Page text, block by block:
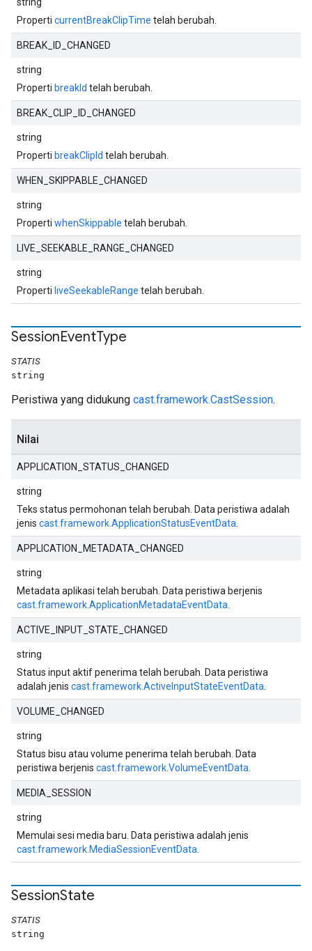
Properti currentBreakClipTime telah berubah.
BREAK_ID_CHANGED
string
Properti breakId telah berubah.
BREAK_CLIP_ID_CHANGED
string
Properti breakClipId telah berubah.
WHEN_SKIPPABLE_CHANGED
string
Properti whenSkippable telah berubah.
LIVE_SEEKABLE_RANGE_CHANGED
string
Properti liveSeekableRange telah berubah.
SessionEventType
STATIS
string
Peristiwa yang didukung cast.framework.CastSession.
Nilai
APPLICATION_STATUS_CHANGED
string
Teks status permohonan telah berubah. Data peristiwa adalah
jenis cast.framework.ApplicationStatusEventData
APPLICATION_METADATA_CHANGED
string
Metadata aplikasi telah berubah. Data peristiwa berjenis
cast.framework.ApplicationMetadataEventData
ACTIVE_INPUT_STATE_CHANGED
string
Status input aktif penerima telah berubah. Data peristiwa
adalah jenis cast.framework.ActiveInputStateEventData
VOLUME_CHANGED
string
Status bisu atau volume penerima telah berubah. Data
peristiwa berjenis cast.framework.VolumeEventData
MEDIA_SESSION
string
Memulai sesi media baru. Data peristiwa adalah jenis
cast.framework.MediaSessionEventData
SessionState
STATIS
string